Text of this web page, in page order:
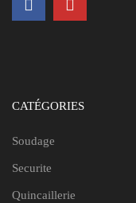
CATÉGORIES
Soudage
Securite
Quincaillerie